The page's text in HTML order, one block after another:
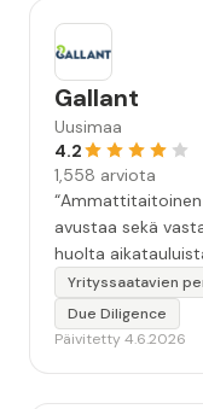
Gallant
Uusimaa
4.2
1,558 arviota
avustaa sekä
huolta
Yrityssaatavien
Due Diligence
Päivitetty 4.6.2026